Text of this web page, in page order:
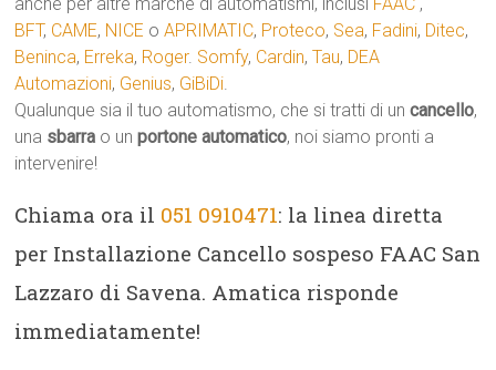
BFT, CAME, NICE oAPRIMATIC, Proteco, Sea, Fadini, Ditec,
Beninca, Erreka, Roger. Somfy, Cardin,Tau, DEA
Automazioni, Genius, GiBiDi.
Qualunque sia il tuo automatismo, che si tratti di uncancello,
una sbarra o unportone automatico, noi siamo pronti a
intervenire!
Chiama ora il 051 0910471: la linea diretta
per Installazione Cancello sospeso FAAC San
Lazzaro di Savena. Amatica risponde
immediatamente!